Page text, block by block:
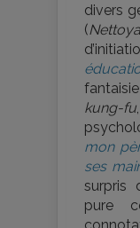
divers
(
kung-fu
mon
ses
surpris
pure